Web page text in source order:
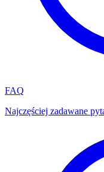
FAQ
Najczęściej zadawane